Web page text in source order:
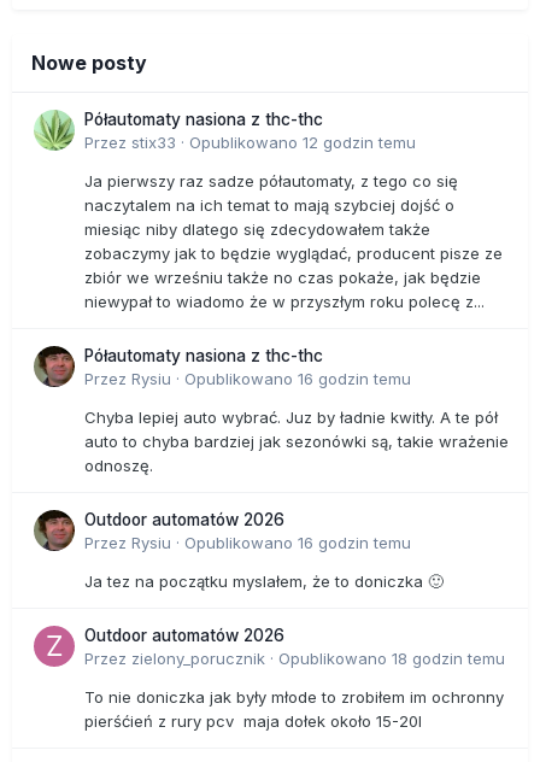
Nowe posty
Półautomaty nasiona z thc-thc
Przez stix33 · Opublikowano 12 godzin temu
Ja pierwszy raz sadze półautomaty, z tego co się
naczytalem na ich temat to mają szybciej dojść o
miesiąc niby dlatego się zdecydowałem także
zobaczymy jak to będzie wyglądać, producent pisze ze
zbiór we wrześniu także no czas pokaże, jak będzie
niewypał to wiadomo że w przyszłym roku polecę z...
Półautomaty nasiona z thc-thc
Przez Rysiu · Opublikowano 16 godzin temu
Chyba lepiej auto wybrać. Juz by ładnie kwitły. A te pół
auto to chyba bardziej jak sezonówki są, takie wrażenie
odnoszę.
Outdoor automatów 2026
Przez Rysiu · Opublikowano 16 godzin temu
Ja tez na początku myslałem, że to doniczka 🙂
Outdoor automatów 2026
Przez zielony_porucznik · Opublikowano 18 godzin temu
To nie doniczka jak były młode to zrobiłem im ochronny
pierśćień z rury pcv maja dołek około 15-20l